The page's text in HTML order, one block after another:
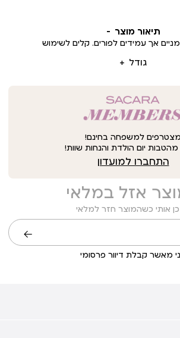
תיאור מוצר
גודל
אך עמידים לפורים. קלים לשימוש
מצטרפים למשפחה בחינם!
מהטבות יום הולדת והנחות שוות!
התחברו למועדון
אזל במלאי
אותי כשהמוצר חזר למלאי
מאשר קבלת דיוור פרסומי
שליחה